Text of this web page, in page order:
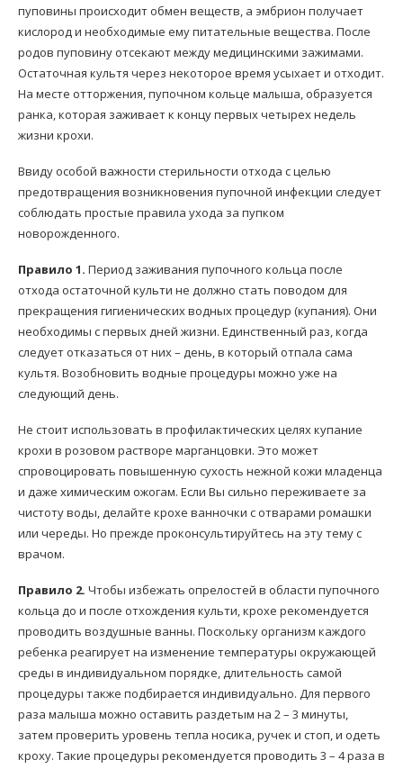
пуповины происходит обмен веществ, а эмбрион получает
кислород и необходимые ему питательные вещества. После
родов пуповину отсекают между медицинскими зажимами.
Остаточная культя через некоторое время усыхает и отходит.
На месте отторжения, пупочном кольце малыша, образуется
ранка, которая заживает к концу первых четырех недель
жизни крохи.
Ввиду особой важности стерильности отхода с целью
предотвращения возникновения пупочной инфекции следует
соблюдать простые правила ухода за пупком
новорожденного.
Правило 1. Период заживания пупочного кольца после
отхода остаточной культи не должно стать поводом для
прекращения гигиенических водных процедур (купания). Они
необходимы с первых дней жизни. Единственный раз, когда
следует отказаться от них – день, в который отпала сама
культя. Возобновить водные процедуры можно уже на
следующий день.
Не стоит использовать в профилактических целях купание
крохи в розовом растворе марганцовки. Это может
спровоцировать повышенную сухость нежной кожи младенца
и даже химическим ожогам. Если Вы сильно переживаете за
чистоту воды, делайте крохе ванночки с отварами ромашки
или череды. Но прежде проконсультируйтесь на эту тему с
врачом.
Правило 2. Чтобы избежать опрелостей в области пупочного
кольца до и после отхождения культи, крохе рекомендуется
проводить воздушные ванны. Поскольку организм каждого
ребенка реагирует на изменение температуры окружающей
среды в индивидуальном порядке, длительность самой
процедуры также подбирается индивидуально. Для первого
раза малыша можно оставить раздетым на 2 – 3 минуты,
затем проверить уровень тепла носика, ручек и стоп, и одеть
кроху. Такие процедуры рекомендуется проводить 3 – 4 раза в